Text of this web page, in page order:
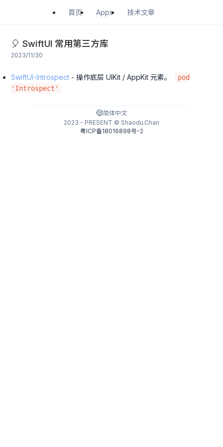
首页 Apps 技术文章
🎈 SwiftUI 常用第三方库
2023/11/30
SwiftUI-Introspect - 操作底层 UIKit / AppKit 元素。
pod
'Introspect'
简体中文
2023 - PRESENT © Shaodu.Chan
粤ICP备18016898号-2